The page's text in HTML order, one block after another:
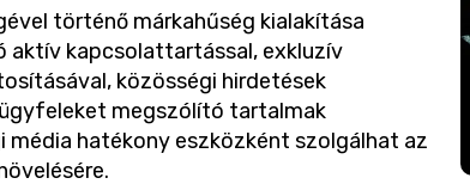
történő márkahűség kialakítása
aktív kapcsolattartással, exkluzív
közösségi hirdetések
megszólító tartalmak
média hatékony eszközként szolgálhat az